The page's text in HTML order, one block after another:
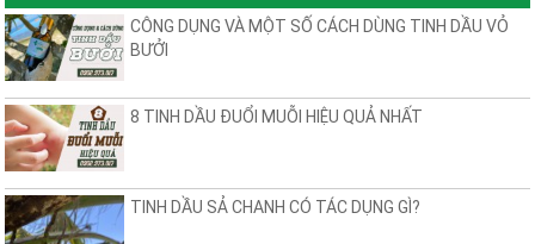
CÔNG DỤNG VÀ MỘT SỐ CÁCH DÙNG TINH DẦU VỎ
BƯỞI
8 TINH DẦU ĐUỔI MUỖI HIỆU QUẢ NHẤT
TINH DẦU SẢ CHANH CÓ TÁC DỤNG GÌ?